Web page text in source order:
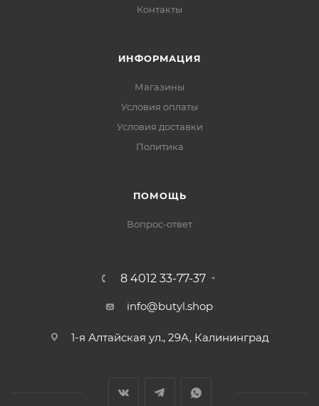
Контакты
ИНФОРМАЦИЯ
Магазины
Условия оплаты
Условия доставки
Политика
ПОМОЩЬ
Вопрос-ответ
8 4012 33-77-37
info@butyl.shop
1-я Алтайская ул., 29А, Калининград